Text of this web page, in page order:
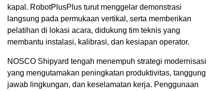
kapal. RobotPlusPlus turut menggelar demonstrasi
langsung pada permukaan vertikal, serta memberikan
pelatihan di lokasi acara, didukung tim teknis yang
membantu instalasi, kalibrasi, dan kesiapan operator.
NOSCO Shipyard tengah menempuh strategi modernisasi
yang mengutamakan peningkatan produktivitas, tanggung
jawab lingkungan, dan keselamatan kerja. Penggunaan